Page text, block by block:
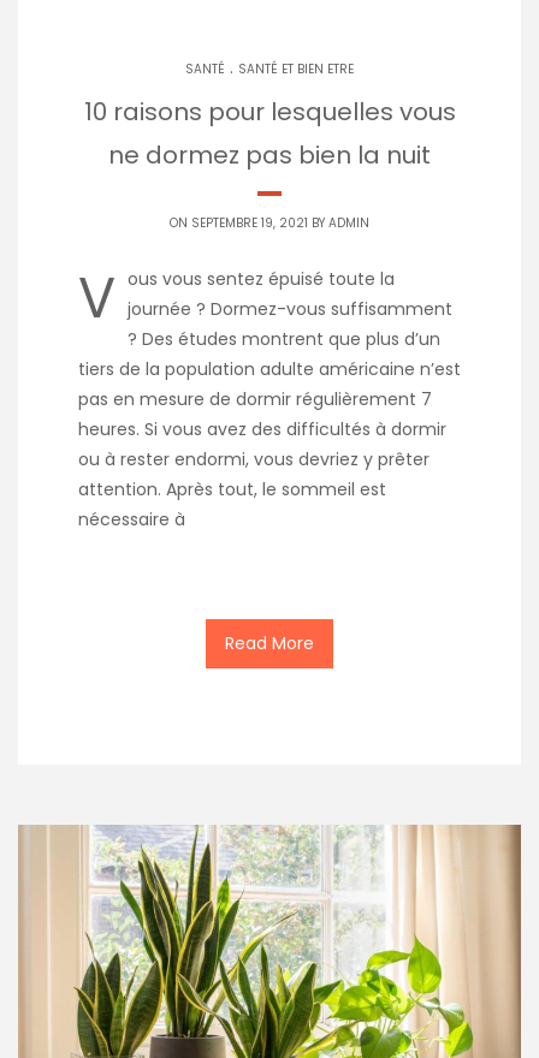
SANTÉ . SANTÉ ET BIEN ETRE
10 raisons pour lesquelles vous
ne dormez pas bien la nuit
ON SEPTEMBRE 19, 2021 BY ADMIN
V ous vous sentez épuisé toute la
journée ? Dormez-vous suffisamment
? Des études montrent que plus d’un
tiers de la population adulte américaine n’est
pas en mesure de dormir régulièrement 7
heures. Si vous avez des difficultés à dormir
ou à rester endormi, vous devriez y prêter
attention. Après tout, le sommeil est
nécessaire à
Read More